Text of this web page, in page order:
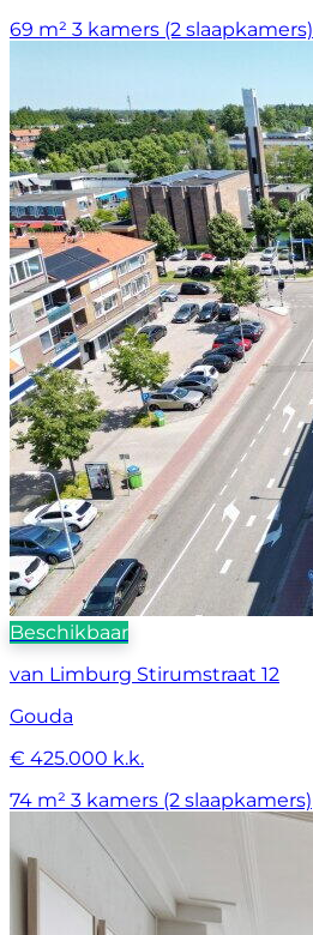
69 m² 3 kamers (2 slaapkamers)
Beschikbaar
van Limburg Stirumstraat 12
Gouda
€ 425.000 k.k.
74 m² 3 kamers (2 slaapkamers)